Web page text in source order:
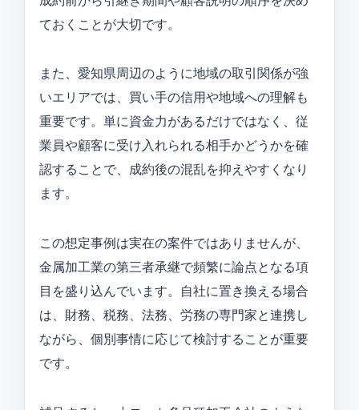
ておくことが大切です。
また、愛知県周辺のように地域の取引関係が強
いエリアでは、買い手の信用や地域への理解も
重要です。単に資金力があるだけではなく、従
業員や顧客に受け入れられる相手かどうかを確
認することで、成約後の混乱を抑えやすくなり
ます。
この想定事例は実在の案件ではありませんが、
金属加工業の第三者承継で頻繁に論点となる項
目を盛り込んでいます。自社に置き換える場合
は、財務、税務、法務、労務の専門家と連携し
ながら、個別事情に応じて検討することが重要
です。